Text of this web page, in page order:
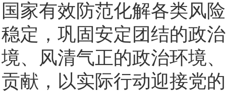
国家有效防范化解各类风
稳定，巩固安定团结的政
境、风清气正的政治环境
贡献，以实际行动迎接党